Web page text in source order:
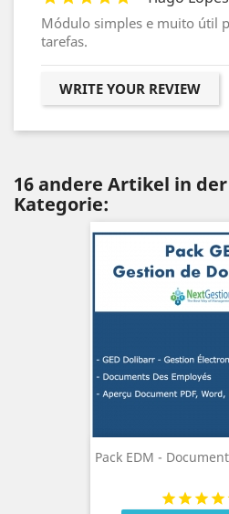
Módulo simples e muito útil
tarefas.
WRITE YOUR REVIEW
16 andere Artikel in
Kategorie:
Pack EDM -